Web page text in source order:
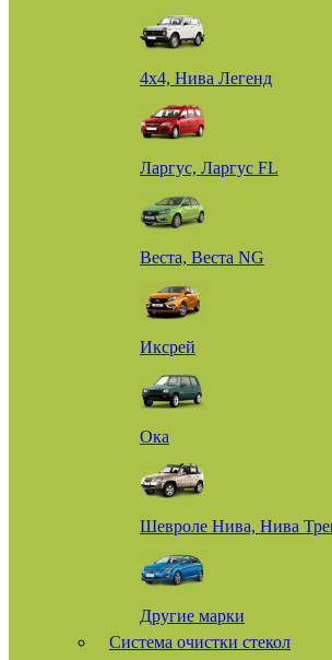
4х4, Нива Легенд
Ларгус, Ларгус FL
Веста, Веста NG
Иксрей
Ока
Шевроле Нива, Нива
Другие марки
Система очистки стекол